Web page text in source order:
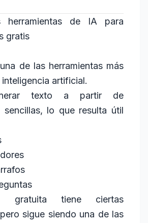
herramientas de IA para
gratis
de las herramientas más
artificial.
texto a partir de
sencillas, lo que resulta útil
gratuita tiene ciertas
sigue siendo una de las